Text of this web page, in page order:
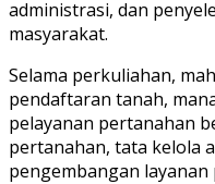
administrasi, dan
masyarakat.
Selama perkuliahan,
pendaftaran tanah,
pelayanan pertanahan
pertanahan, tata kelola
pengembangan